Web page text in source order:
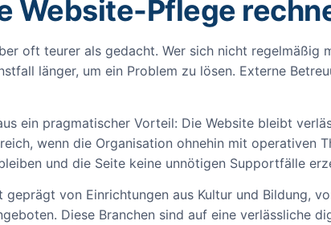
Website-Pflege
oft teurer als gedacht. Wer sich nicht regelmäßig
länger, um ein Problem zu lösen. Externe
ein pragmatischer Vorteil: Die Website bleibt
wenn die Organisation ohnehin mit operativen
und die Seite keine unnötigen Supportfälle
von Einrichtungen aus Kultur und Bildung,
Diese Branchen sind auf eine verlässliche